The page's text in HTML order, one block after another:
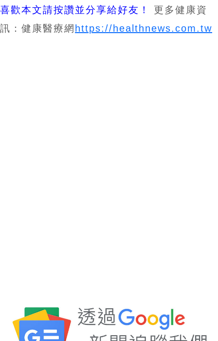
喜歡本文請按讚並分享給好友！
更多健康資
訊：健康醫療網 https://healthnews.com.tw